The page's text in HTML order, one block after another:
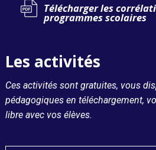
Télécharger les
programmes scolaires
Les activités
Ces activités sont gratuites, vous
pédagogiques en téléchargement,
libre avec vos élèves.